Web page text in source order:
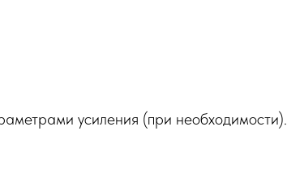
усиления (при необходимости).